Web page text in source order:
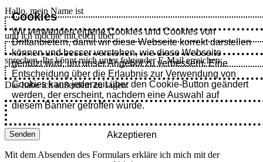
Hallo, mein Name ist
und ich möchte mit euch über
sprechen. Ihr könnt mich unter folgender E-Mail erreichen:
Das habe ich außerdem zu sagen:
Senden
Mit dem Absenden des Formulars erkläre ich mich mit der
Cookies
Wir verwenden eigene Cookies und Cookies von
Drittanbietern, damit wir diese Webseite korrekt darstellen
können und besser verstehen, wie diese Webseite
genutzt wird, um unser Angebot zu verbessern. Eine
Entscheidung über die Erlaubnis zur Verwendung von
Cookies kann jederzeit über den Cookie-Button geändert
werden, der erscheint, nachdem eine Auswahl auf
diesem Banner getroffen wurde.
Akzeptieren